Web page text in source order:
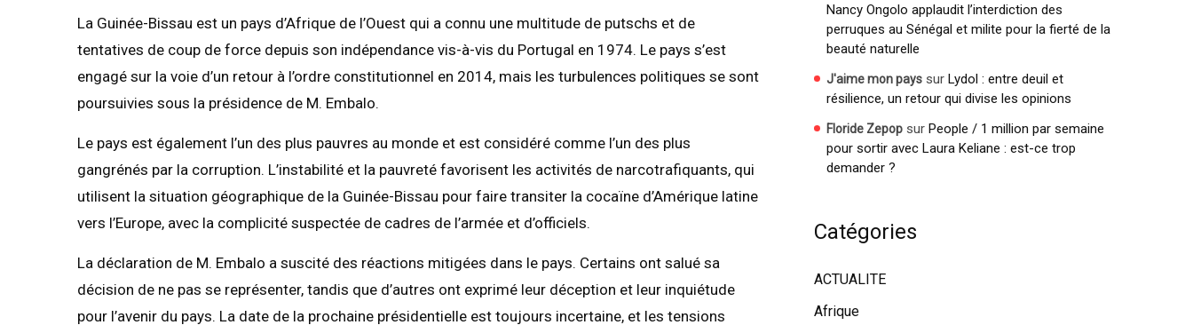
La Guinée-Bissau est un pays d’Afrique de l’Ouest qui a connu une multitude de putschs et de
tentatives de coup de force depuis son indépendance vis-à-vis du Portugal en 1974. Le pays s’est
engagé sur la voie d’un retour à l’ordre constitutionnel en 2014, mais les turbulences politiques se sont
poursuivies sous la présidence de M. Embalo.
Le pays est également l’un des plus pauvres au monde et est considéré comme l’un des plus
gangrénés par la corruption. L’instabilité et la pauvreté favorisent les activités de narcotrafiquants, qui
utilisent la situation géographique de la Guinée-Bissau pour faire transiter la cocaïne d’Amérique latine
vers l’Europe, avec la complicité suspectée de cadres de l’armée et d’officiels.
La déclaration de M. Embalo a suscité des réactions mitigées dans le pays. Certains ont salué sa
décision de ne pas se représenter, tandis que d’autres ont exprimé leur déception et leur inquiétude
pour l’avenir du pays. La date de la prochaine présidentielle est toujours incertaine, et les tensions
Nancy Ongolo applaudit l’interdiction des
perruques au Sénégal et milite pour la fierté de la
beauté naturelle
J'aime mon pays sur Lydol : entre deuil et
résilience, un retour qui divise les opinions
Floride Zepop sur People / 1 million par semaine
pour sortir avec Laura Keliane : est-ce trop
demander ?
Catégories
ACTUALITE
Afrique